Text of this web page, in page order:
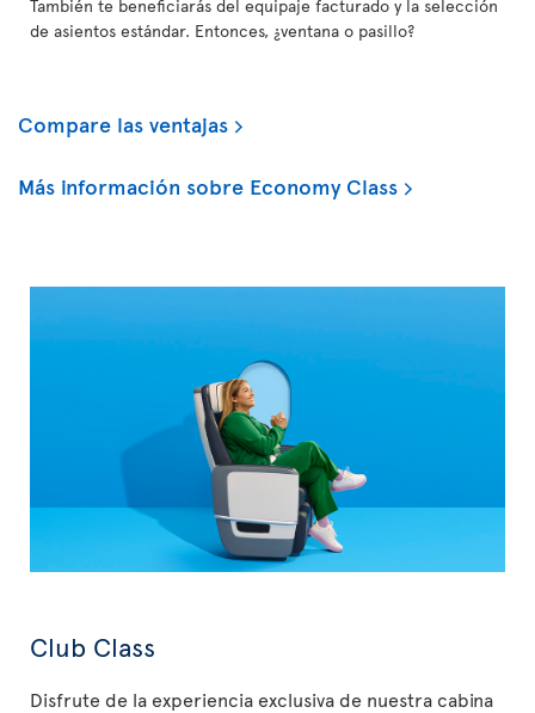
También te beneficiarás del equipaje facturado y la selección
de asientos estándar. Entonces, ¿ventana o pasillo?
Compare las ventajas
Más información sobre Economy Class
Club Class
Disfrute de la experiencia exclusiva de nuestra cabina